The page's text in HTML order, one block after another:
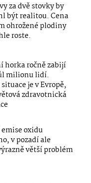
za dvě stovky by
být realitou. Cena
ohrožené plodiny
roste.
horka ročně zabijí
milionu lidí.
je v Evropě,
zdravotnická
emise oxidu
v pozadí ale
větší problém